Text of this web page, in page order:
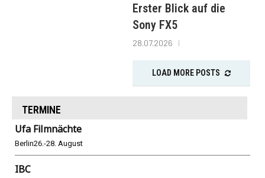
Erster Blick auf die
Sony FX5
28.07.2026
LOAD MORE POSTS
TERMINE
Ufa Filmnächte
Berlin26.-28. August
IBC